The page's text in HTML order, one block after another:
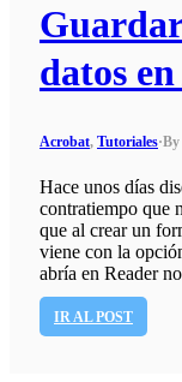
datos
Acrobat, Tutoriales·By
Hace unos días
contratiempo que
que al crear un
viene con la
abría en Reader
IR AL POST